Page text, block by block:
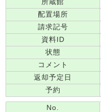
配置場所
請求記号
資料ID
状態
コメント
返却予定日
予約
No.